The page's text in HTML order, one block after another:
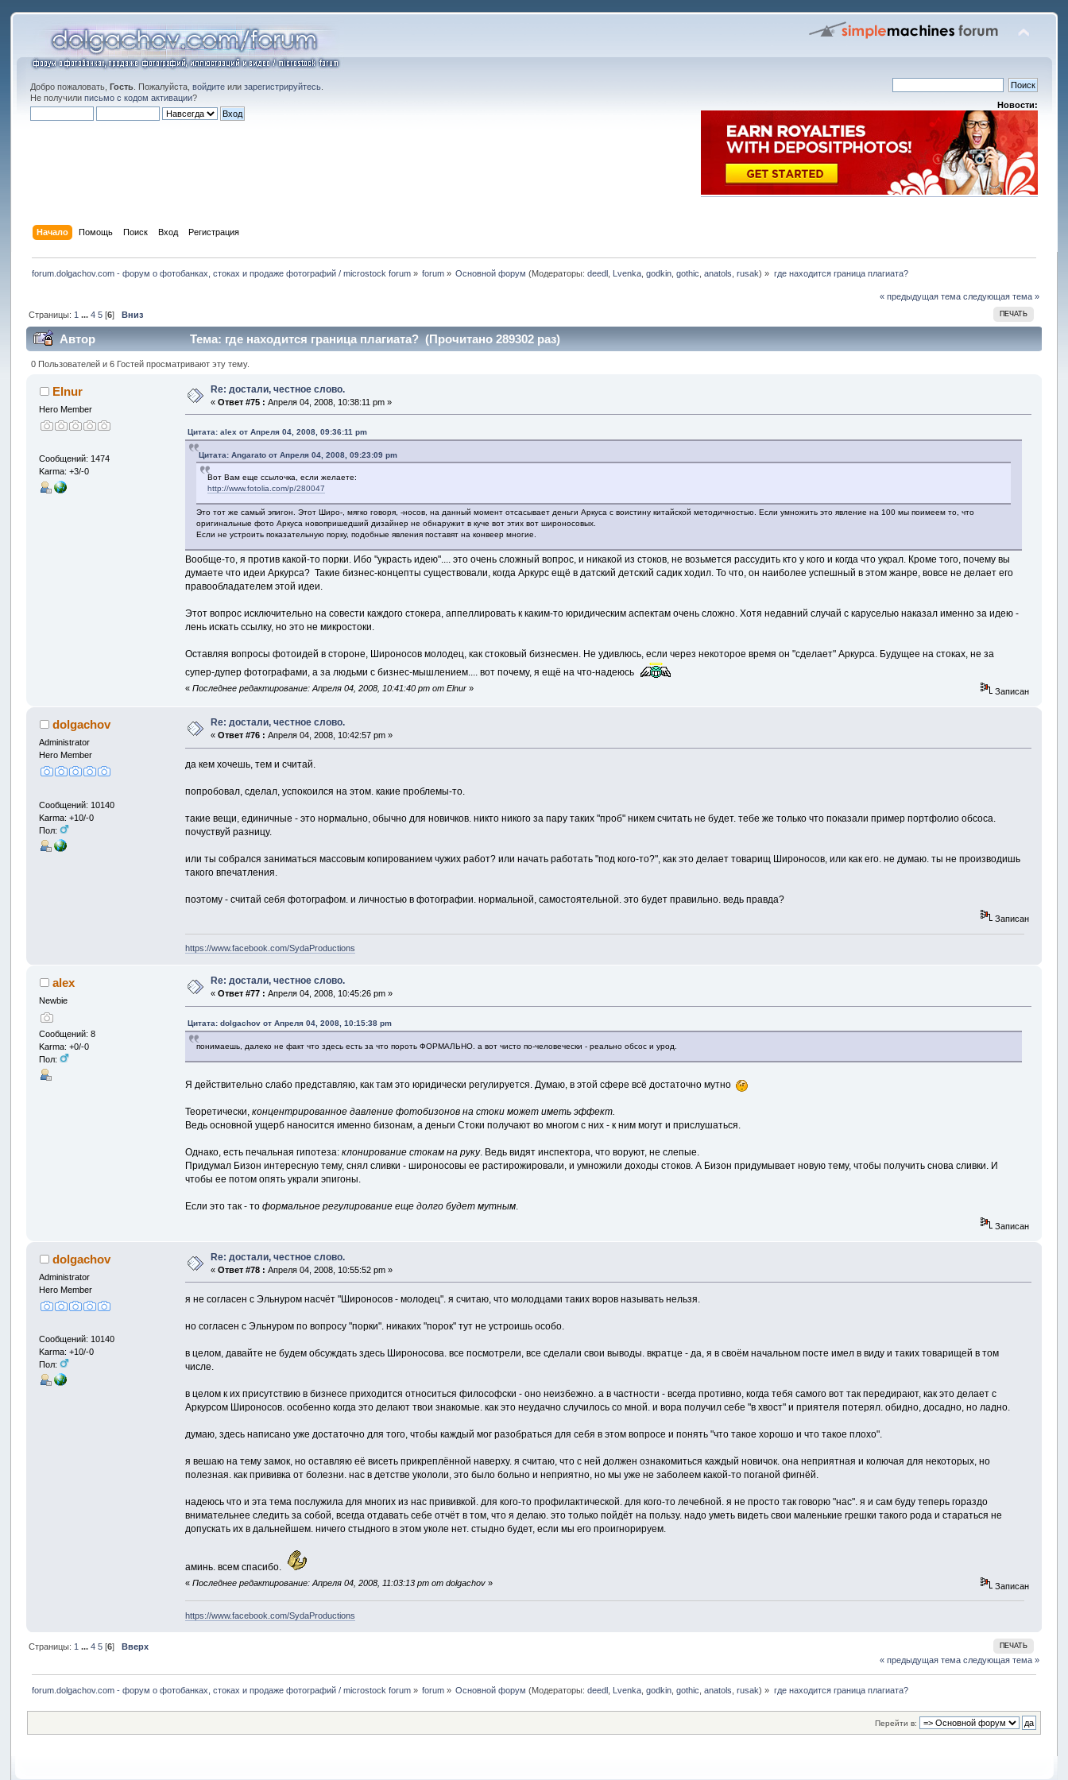
Добро пожаловать,Гость . Пожалуйста,войдите илизарегистрируйтесь
Не получилиписьмо с кодом активации?
Новости:
Начало Помощь Поиск Вход Регистрация
forum.dolgachov.com - форум о фотобанках, стоках и продаже фотографий / microstock forum» forum » Основной форум (Модераторы:deedl Lvenka ,godkin ,gothic ,anatols ,rusak) » где находится граница плагиата?
« предыдущая тема следующая тема »
ПЕЧАТЬ
Страницы: 1 ... 4 5[6] Вниз
Автор Тема: где находится граница плагиата? (Прочитано 289302 раз)
0 Пользователей и 6 Гостей просматривают эту тему.
Elnur
Hero Member
Сообщений: 1474
Karma: +3/-0
Re: достали, честное слово.
«Ответ #75 : Апреля 04, 2008, 10:38:11 pm »
Цитата: alex от Апреля 04, 2008, 09:36:11 pm
Цитата: Angarato от Апреля 04, 2008, 09:23:09 pm
Вот Вам еще ссылочка, если желаете:
http://www.fotolia.com/p/280047
Это тот же самый эпигон. Этот Широ-, мягко говоря, -носов, на данный момент отсасывает деньги Аркуса с воистину китайской методичностью. Если умножить это явление на 100 мы поимеем то, что
оригинальные фото Аркуса новопришедший дизайнер не обнаружит в куче вот этих вот широносовых.
Если не устроить показательную порку, подобные явления поставят на конвеер многие.
Вообще-то, я против какой-то порки. Ибо "украсть идею".... это очень сложный вопрос, и никакой из стоков, не возьмется рассудить кто у кого и когда что украл. Кроме того, почему вы
думаете что идеи Аркурса? Такие бизнес-концепты существовали, когда Аркурс ещё в датский детский садик ходил. То что, он наиболее успешный в этом жанре, вовсе не делает его
правообладателем этой идеи.
Этот вопрос исключительно на совести каждого стокера, аппеллировать к каким-то юридическим аспектам очень сложно. Хотя недавний случай с каруселью наказал именно за идею -
лень искать ссылку, но это не микростоки.
Оставляя вопросы фотоидей в стороне, Широносов молодец, как стоковый бизнесмен. Не удивлюсь, если через некоторое время он "сделает" Аркурса. Будущее на стоках, не за
супер-дупер фотографами, а за людьми с бизнес-мышлением.... вот почему, я ещё на что-надеюсь
«Последнее редактирование: Апреля 04, 2008, 10:41:40 pm от Elnur » Записан
dolgachov
Administrator
Hero Member
Сообщений: 10140
Karma: +10/-0
Пол:
Re: достали, честное слово.
«Ответ #76 : Апреля 04, 2008, 10:42:57 pm »
да кем хочешь, тем и считай.
попробовал, сделал, успокоился на этом. какие проблемы-то.
такие вещи, единичные - это нормально, обычно для новичков. никто никого за пару таких "проб" никем считать не будет. тебе же только что показали пример портфолио обсоса.
почуствуй разницу.
или ты собрался заниматься массовым копированием чужих работ? или начать работать "под кого-то?", как это делает товарищ Широносов, или как его. не думаю. ты не производишь
такого впечатления.
поэтому - считай себя фотографом. и личностью в фотографии. нормальной, самостоятельной. это будет правильно. ведь правда?
Записан
https://www.facebook.com/SydaProductions
alex
Newbie
Сообщений: 8
Karma: +0/-0
Пол:
Re: достали, честное слово.
«Ответ #77 : Апреля 04, 2008, 10:45:26 pm »
Цитата: dolgachov от Апреля 04, 2008, 10:15:38 pm
понимаешь, далеко не факт что здесь есть за что пороть ФОРМАЛЬНО. а вот чисто по-человечески - реально обсос и урод.
Я действительно слабо представляю, как там это юридически регулируется. Думаю, в этой сфере всё достаточно мутно
Теоретически,концентрированное давление фотобизонов на стоки может иметь эффект.
Ведь основной ущерб наносится именно бизонам, а деньги Стоки получают во многом с них - к ним могут и прислушаться.
Однако, есть печальная гипотеза:клонирование стокам на руку. Ведь видят инспектора, что воруют, не слепые.
Придумал Бизон интересную тему, снял сливки - широносовы ее растирожировали, и умножили доходы стоков. А Бизон придумывает новую тему, чтобы получить снова сливки. И
чтобы ее потом опять украли эпигоны.
Если это так - тоформальное регулирование еще долго будет мутным.
Записан
dolgachov
Administrator
Hero Member
Сообщений: 10140
Karma: +10/-0
Пол:
Re: достали, честное слово.
«Ответ #78 : Апреля 04, 2008, 10:55:52 pm »
я не согласен с Эльнуром насчёт "Широносов - молодец". я считаю, что молодцами таких воров называть нельзя.
но согласен с Эльнуром по вопросу "порки". никаких "порок" тут не устроишь особо.
в целом, давайте не будем обсуждать здесь Широносова. все посмотрели, все сделали свои выводы. вкратце - да, я в своём начальном посте имел в виду и таких товарищей в том
числе.
в целом к их присутствию в бизнесе приходится относиться философски - оно неизбежно. а в частности - всегда противно, когда тебя самого вот так передирают, как это делает с
Аркурсом Широносов. особенно когда это делают твои знакомые. как это неудачно случилось со мной. и вора получил себе "в хвост" и приятеля потерял. обидно, досадно, но ладно.
думаю, здесь написано уже достаточно для того, чтобы каждый мог разобраться для себя в этом вопросе и понять "что такое хорошо и что такое плохо".
я вешаю на тему замок, но оставляю её висеть прикреплённой наверху. я считаю, что с ней должен ознакомиться каждый новичок. она неприятная и колючая для некоторых, но
полезная. как прививка от болезни. нас в детстве укололи, это было больно и неприятно, но мы уже не заболеем какой-то поганой фигнёй.
надеюсь что и эта тема послужила для многих из нас прививкой. для кого-то профилактической. для кого-то лечебной. я не просто так говорю "нас". я и сам буду теперь гораздо
внимательнее следить за собой, всегда отдавать себе отчёт в том, что я делаю. это только пойдёт на пользу. надо уметь видеть свои маленькие грешки такого рода и стараться не
допускать их в дальнейшем. ничего стыдного в этом уколе нет. стыдно будет, если мы его проигнорируем.
аминь. всем спасибо.
«Последнее редактирование: Апреля 04, 2008, 11:03:13 pm от dolgachov » Записан
https://www.facebook.com/SydaProductions
ПЕЧАТЬ
Страницы: 1 ... 4 5[6] Вверх
« предыдущая тема следующая тема »
forum.dolgachov.com - форум о фотобанках, стоках и продаже фотографий / microstock forum» forum » Основной форум (Модераторы:deedl Lvenka ,godkin ,gothic ,anatols ,rusak) » где находится граница плагиата?
Перейти в: